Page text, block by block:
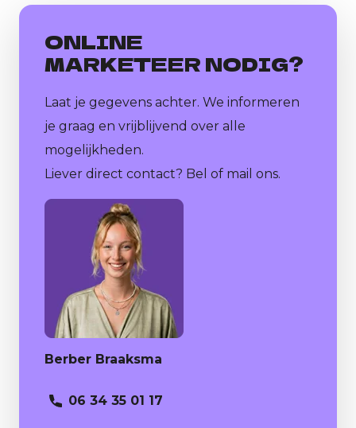
ONLINE
MARKETEER NODIG?
Laat je gegevens achter. We informeren
je graag en vrijblijvend over alle
mogelijkheden.
Liever direct contact? Bel of mail ons.
Berber Braaksma
06 34 35 01 17